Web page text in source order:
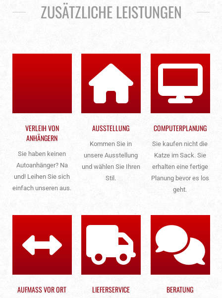
ZUSÄTZLICHE LEISTUNGEN
VERLEIH VON
ANHÄNGERN
Sie haben keinen
Autoanhänger? Na
und! Leihen Sie sich
einfach unseren aus.
AUSSTELLUNG
Kommen Sie in
unsere Ausstellung
und wählen Sie Ihren
Stil.
COMPUTERPLANUNG
Sie kaufen nicht die
Katze im Sack. Sie
erhalten eine fertige
Planung bevor es los
geht.
AUFMASS VOR ORT LIEFERSERVICE BERATUNG